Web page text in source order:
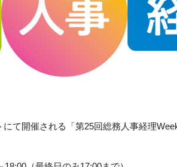
て開催される「第25回総務人事経理